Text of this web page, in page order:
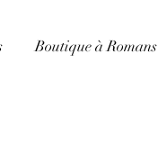
Boutique à Romans